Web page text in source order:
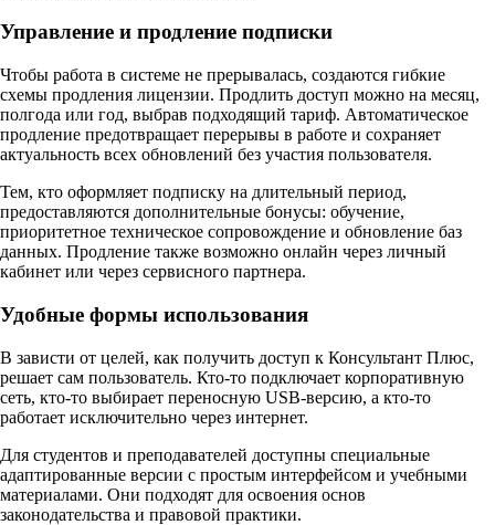
Управление и продление подписки
Чтобы работа в системе не прерывалась, создаются гибкие
схемы продления лицензии. Продлить доступ можно на месяц,
полгода или год, выбрав подходящий тариф. Автоматическое
продление предотвращает перерывы в работе и сохраняет
актуальность всех обновлений без участия пользователя.​
Тем, кто оформляет подписку на длительный период,
предоставляются дополнительные бонусы: обучение,
приоритетное техническое сопровождение и обновление баз
данных. Продление также возможно онлайн через личный
кабинет или через сервисного партнера.​
Удобные формы использования
В зависти от целей, как получить доступ к Консультант Плюс,
решает сам пользователь. Кто-то подключает корпоративную
сеть, кто-то выбирает переносную USB-версию, а кто-то
работает исключительно через интернет.
Для студентов и преподавателей доступны специальные
адаптированные версии с простым интерфейсом и учебными
материалами. Они подходят для освоения основ
законодательства и правовой практики.